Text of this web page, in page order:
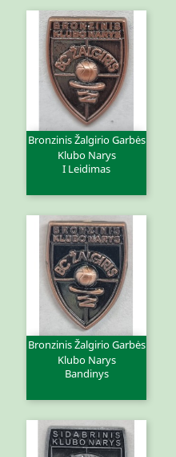
Bronzinis Žalgirio Garbės
Klubo Narys
I Leidimas
Bronzinis Žalgirio Garbės
Klubo Narys
Bandinys